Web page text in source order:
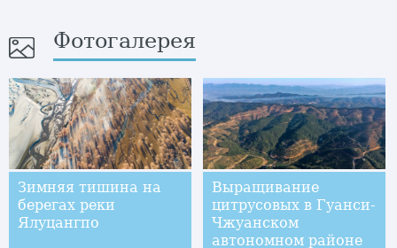
Фотогалерея
Зимняя тишина на
берегах реки
Ялуцангпо
Выращивание
цитрусовых в Гуанси-
Чжуанском
автономном районе